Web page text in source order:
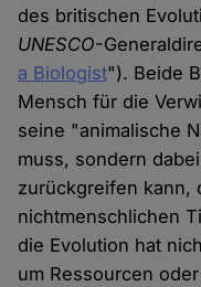
des britischen
UNESCO-
a Biologist"). Beide
Mensch für die
seine "animalische
muss, sondern
zurückgreifen kann,
nichtmenschlichen
die Evolution hat
um Ressourcen